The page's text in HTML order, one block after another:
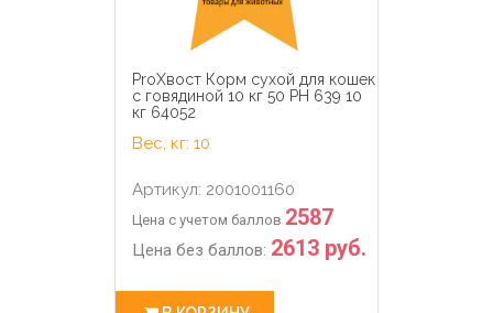
ProХвост Корм сухой для кошек
с говядиной 10 кг 50 PH 639 10
кг 64052
Вес, кг: 10
Артикул: 2001001160
Цена с учетом баллов 2587
Цена без баллов: 2613 руб.